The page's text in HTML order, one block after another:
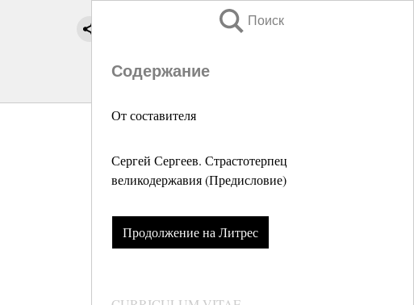
Поиск
Содержание
От составителя
Сергей Сергеев. Страстотерпец
великодержавия (Предисловие)
Продолжение на Литрес